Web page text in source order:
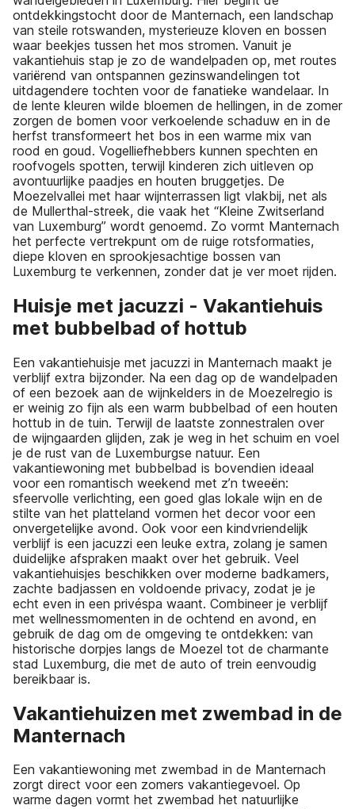
ontdekkingstocht door de Manternach, een landschap
van steile rotswanden, mysterieuze kloven en bossen
waar beekjes tussen het mos stromen. Vanuit je
vakantiehuis stap je zo de wandelpaden op, met routes
variërend van ontspannen gezinswandelingen tot
uitdagendere tochten voor de fanatieke wandelaar. In
de lente kleuren wilde bloemen de hellingen, in de zomer
zorgen de bomen voor verkoelende schaduw en in de
herfst transformeert het bos in een warme mix van
rood en goud. Vogelliefhebbers kunnen spechten en
roofvogels spotten, terwijl kinderen zich uitleven op
avontuurlijke paadjes en houten bruggetjes. De
Moezelvallei met haar wijnterrassen ligt vlakbij, net als
de Mullerthal-streek, die vaak het “Kleine Zwitserland
van Luxemburg” wordt genoemd. Zo vormt Manternach
het perfecte vertrekpunt om de ruige rotsformaties,
diepe kloven en sprookjesachtige bossen van
Luxemburg te verkennen, zonder dat je ver moet rijden.
Huisje met jacuzzi - Vakantiehuis
met bubbelbad of hottub
Een vakantiehuisje met jacuzzi in Manternach maakt je
verblijf extra bijzonder. Na een dag op de wandelpaden
of een bezoek aan de wijnkelders in de Moezelregio is
er weinig zo fijn als een warm bubbelbad of een houten
hottub in de tuin. Terwijl de laatste zonnestralen over
de wijngaarden glijden, zak je weg in het schuim en voel
je de rust van de Luxemburgse natuur. Een
vakantiewoning met bubbelbad is bovendien ideaal
voor een romantisch weekend met z’n tweeën:
sfeervolle verlichting, een goed glas lokale wijn en de
stilte van het platteland vormen het decor voor een
onvergetelijke avond. Ook voor een kindvriendelijk
verblijf is een jacuzzi een leuke extra, zolang je samen
duidelijke afspraken maakt over het gebruik. Veel
vakantiehuisjes beschikken over moderne badkamers,
zachte badjassen en voldoende privacy, zodat je je
echt even in een privéspa waant. Combineer je verblijf
met wellnessmomenten in de ochtend en avond, en
gebruik de dag om de omgeving te ontdekken: van
historische dorpjes langs de Moezel tot de charmante
stad Luxemburg, die met de auto of trein eenvoudig
bereikbaar is.
Vakantiehuizen met zwembad in de
Manternach
Een vakantiewoning met zwembad in de Manternach
zorgt direct voor een zomers vakantiegevoel. Op
warme dagen vormt het zwembad het natuurlijke